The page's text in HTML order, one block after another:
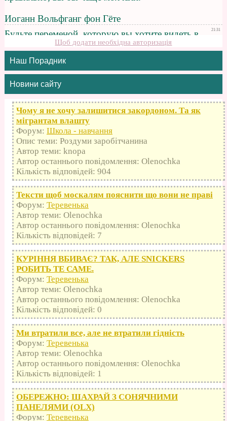
Щоб додати необхідна авторизація
Наш Порадник
Новини сайту
Чому я не хочу залишитися закордоном. Та як
мігрантам влашту
Форум: Школа - навчання
Опис теми: Роздуми заробітчанина
Автор теми: knopa
Автор останнього повідомлення: Olenochka
Кількість відповідей: 904
Тексти щоб москалям пояснити що вони не праві
Форум: Теревенька
Автор теми: Olenochka
Автор останнього повідомлення: Olenochka
Кількість відповідей: 7
КУРІННЯ ВБИВАЄ? ТАК, АЛЕ SNICKERS
РОБИТЬ ТЕ САМЕ.
Форум: Теревенька
Автор теми: Olenochka
Автор останнього повідомлення: Olenochka
Кількість відповідей: 0
Ми втратили все, але не втратили гідність
Форум: Теревенька
Автор теми: Olenochka
Автор останнього повідомлення: Olenochka
Кількість відповідей: 1
ОБЕРЕЖНО: ШАХРАЙ З СОНЯЧНИМИ
ПАНЕЛЯМИ (OLX)
Форум: Теревенька